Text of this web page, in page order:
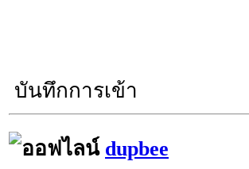
บันทึกการเข้า
dupbee